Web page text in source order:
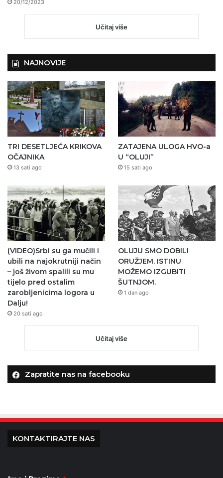
20/12/2023
Učitaj više
NAJNOVIJE
TRI DESETLJEĆA KRIKOVA
OČAJNIKA
13 sati ago
ZATAJENA ULOGA HVO-a
U “OLUJI”
15 sati ago
(VIDEO)Srbi su ga mučili i
ubili na najokrutniji način
– još živom spalili su mu
tijelo pred ostalim
zarobljenicima logora u
Dalju!
20 sati ago
OLUJU SMO DOBILI
ORUŽJEM. ISTINU
MOŽEMO IZGUBITI
ŠUTNJOM.
1 dan ago
Učitaj više
Zapratite nas na facebooku
KONTAKTIRAJTE NAS